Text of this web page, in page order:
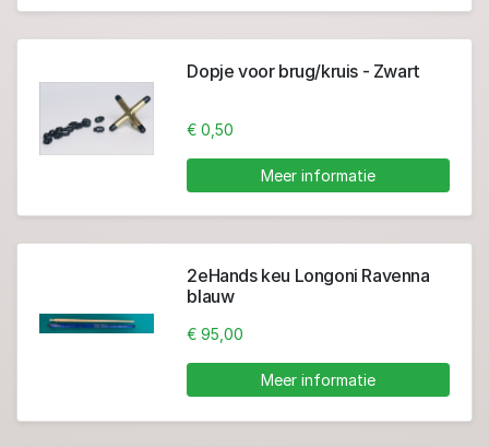
Dopje voor brug/kruis - Zwart
€ 0,50
Meer informatie
2eHands keu Longoni Ravenna
blauw
€ 95,00
Meer informatie